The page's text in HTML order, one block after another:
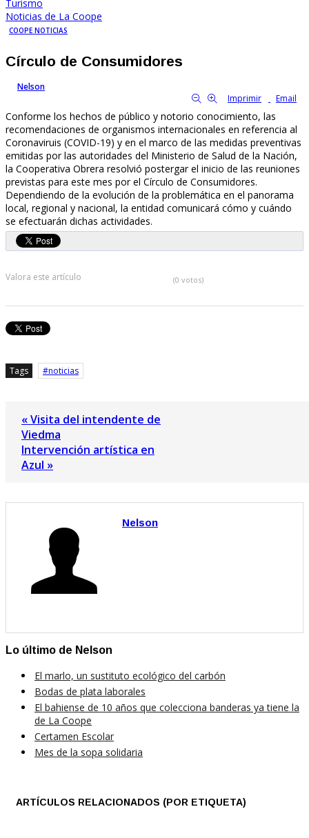
Turismo
Noticias de La Coope
COOPE NOTICIAS
Círculo de Consumidores
Nelson
Imprimir Email
Conforme los hechos de público y notorio conocimiento, las
recomendaciones de organismos internacionales en referencia al
Coronaviruis (COVID-19) y en el marco de las medidas preventivas
emitidas por las autoridades del Ministerio de Salud de la Nación,
la Cooperativa Obrera resolvió postergar el inicio de las reuniones
previstas para este mes por el Círculo de Consumidores.
Dependiendo de la evolución de la problemática en el panorama
local, regional y nacional, la entidad comunicará cómo y cuándo
se efectuarán dichas actividades.
Valora este artículo (0 votos)
Tags noticias
« Visita del intendente de
Viedma
Intervención artística en
Azul »
Nelson
Lo último de Nelson
El marlo, un sustituto ecológico del carbón
Bodas de plata laborales
El bahiense de 10 años que colecciona banderas ya tiene la
de La Coope
Certamen Escolar
Mes de la sopa solidaria
ARTÍCULOS RELACIONADOS (POR ETIQUETA)